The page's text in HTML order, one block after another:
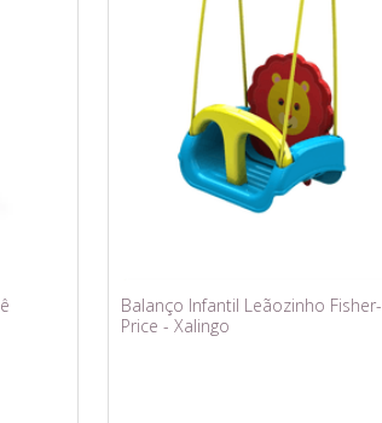
Balanço Infantil Leãozinho Fisher-
Price - Xalingo